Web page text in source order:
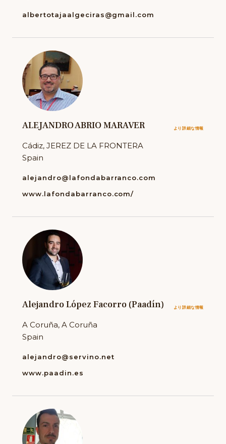
albertotajaalgeciras@gmail.com
ALEJANDRO ABRIO MARAVER より詳細な情報
Cádiz, JEREZ DE LA FRONTERA
Spain
alejandro@lafondabarranco.com
www.lafondabarranco.com/
Alejandro López Facorro (Paadín) より詳細な情報
A Coruña, A Coruña
Spain
alejandro@servino.net
www.paadin.es